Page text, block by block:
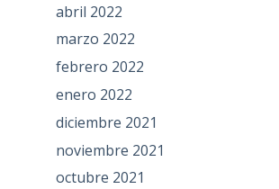
abril 2022
marzo 2022
febrero 2022
enero 2022
diciembre 2021
noviembre 2021
octubre 2021